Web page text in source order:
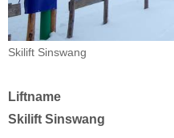
Skilift Sinswang
Liftname
Skilift Sinswang